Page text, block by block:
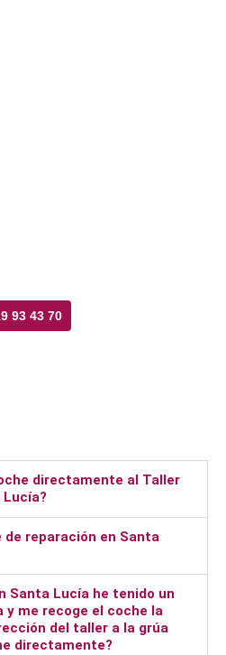
93 43 70
directamente al Taller
de reparación en Santa
Santa Lucía he tenido un
me recoge el coche la
del taller a la grúa
directamente?